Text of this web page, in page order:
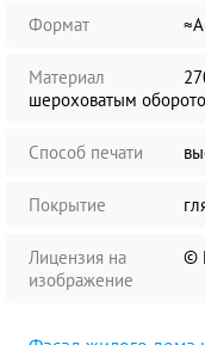
Формат
Материал
шероховатым
Способ печати
Покрытие
Лицензия на
изображение
©